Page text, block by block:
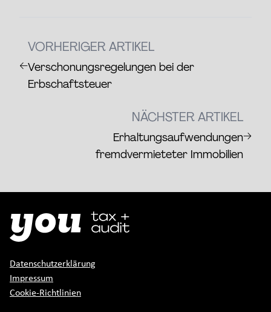
←
VORHERIGER ARTIKEL
Verschonungsregelungen bei der
Erbschaftsteuer
NÄCHSTER ARTIKEL
Erhaltungsaufwendungen
fremdvermieteter Immobilien
→
Datenschutzerklärung
Impressum
Cookie-Richtlinien